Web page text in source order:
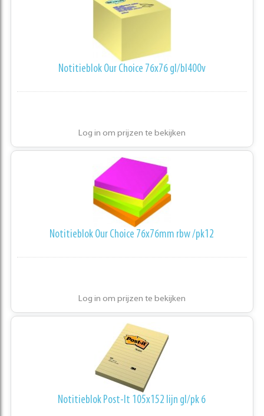
Notitieblok Our Choice 76x76 gl/bl400v
Log in om prijzen te bekijken
Notitieblok Our Choice 76x76mm rbw /pk12
Log in om prijzen te bekijken
Notitieblok Post-It 105x152 lijn gl/pk 6